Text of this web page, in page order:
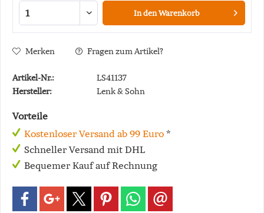
In denWarenkorb
Merken Fragen zum Artikel?
Artikel-Nr.:
LS41137
Hersteller:
Lenk & Sohn
Vorteile
Kostenloser Versand ab 99 Euro *
Schneller Versand mit DHL
Bequemer Kauf auf Rechnung